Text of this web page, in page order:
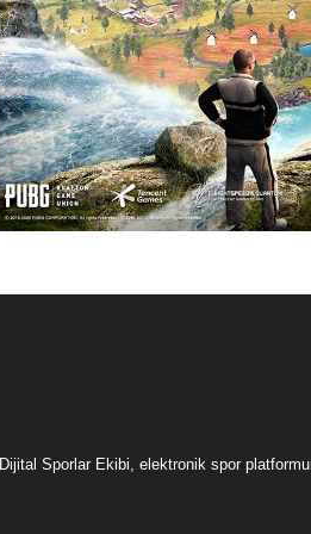
Dijital Sporlar Ekibi, elektronik spor